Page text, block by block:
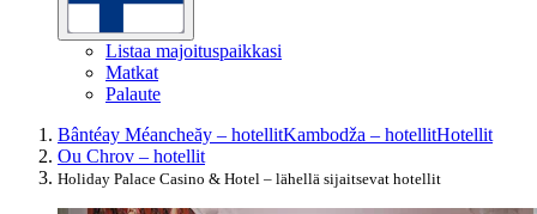
Listaa majoituspaikkasi
Matkat
Palaute
Bântéay Méancheăy – hotellitKambodža – hotellitHotellit
Ou Chrov – hotellit
Holiday Palace Casino & Hotel – lähellä sijaitsevat hotellit